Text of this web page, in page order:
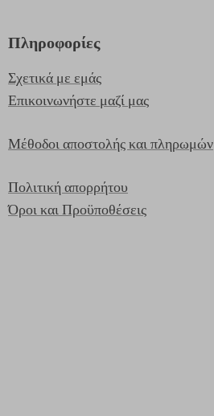
Πληροφορίες
Σχετικά με εμάς
Επικοινωνήστε μαζί μας
Μέθοδοι αποστολής και πληρωμών
Πολιτική απορρήτου
Όροι και Προϋποθέσεις